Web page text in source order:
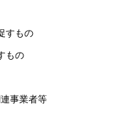
すもの
もの
事業者等